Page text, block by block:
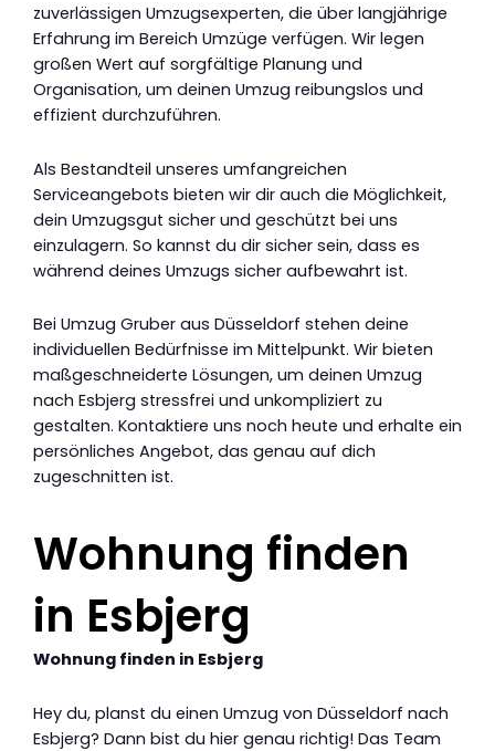
zuverlässigen Umzugsexperten, die über langjährige
Erfahrung im Bereich Umzüge verfügen. Wir legen
großen Wert auf sorgfältige Planung und
Organisation, um deinen Umzug reibungslos und
effizient durchzuführen.
Als Bestandteil unseres umfangreichen
Serviceangebots bieten wir dir auch die Möglichkeit,
dein Umzugsgut sicher und geschützt bei uns
einzulagern. So kannst du dir sicher sein, dass es
während deines Umzugs sicher aufbewahrt ist.
Bei Umzug Gruber aus Düsseldorf stehen deine
individuellen Bedürfnisse im Mittelpunkt. Wir bieten
maßgeschneiderte Lösungen, um deinen Umzug
nach Esbjerg stressfrei und unkompliziert zu
gestalten. Kontaktiere uns noch heute und erhalte ein
persönliches Angebot, das genau auf dich
zugeschnitten ist.
Wohnung finden
in Esbjerg
Wohnung finden in Esbjerg
Hey du, planst du einen Umzug von Düsseldorf nach
Esbjerg? Dann bist du hier genau richtig! Das Team